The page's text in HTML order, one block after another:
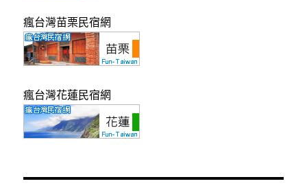
瘋台灣苗栗民宿網
瘋台灣花蓮民宿網